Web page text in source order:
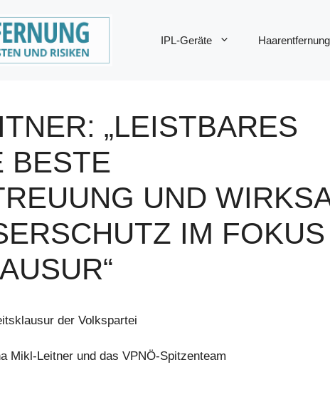
IPL-Geräte
„LEISTBARES
BESTE
UND
IM
der Volkspartei
Mikl-Leitner und das VPNÖ-Spitzenteam